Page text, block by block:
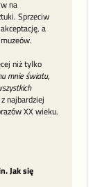
na
Sprzeciw
a
niż tylko
mnie światu,
najbardziej
XX wieku.
Jak się